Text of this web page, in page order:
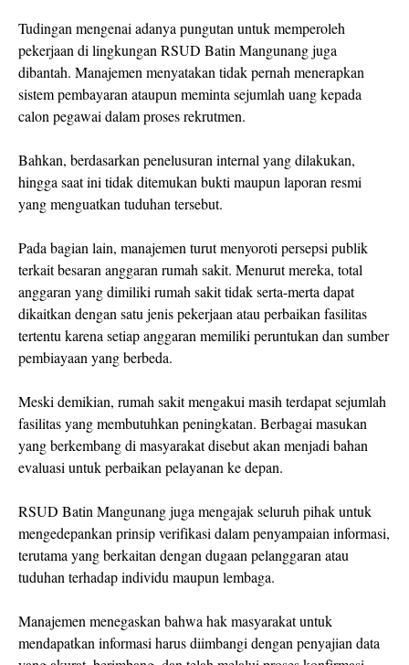
Tudingan mengenai adanya pungutan untuk memperoleh
pekerjaan di lingkungan RSUD Batin Mangunang juga
dibantah. Manajemen menyatakan tidak pernah menerapkan
sistem pembayaran ataupun meminta sejumlah uang kepada
calon pegawai dalam proses rekrutmen.
Bahkan, berdasarkan penelusuran internal yang dilakukan,
hingga saat ini tidak ditemukan bukti maupun laporan resmi
yang menguatkan tuduhan tersebut.
Pada bagian lain, manajemen turut menyoroti persepsi publik
terkait besaran anggaran rumah sakit. Menurut mereka, total
anggaran yang dimiliki rumah sakit tidak serta-merta dapat
dikaitkan dengan satu jenis pekerjaan atau perbaikan fasilitas
tertentu karena setiap anggaran memiliki peruntukan dan sumber
pembiayaan yang berbeda.
Meski demikian, rumah sakit mengakui masih terdapat sejumlah
fasilitas yang membutuhkan peningkatan. Berbagai masukan
yang berkembang di masyarakat disebut akan menjadi bahan
evaluasi untuk perbaikan pelayanan ke depan.
RSUD Batin Mangunang juga mengajak seluruh pihak untuk
mengedepankan prinsip verifikasi dalam penyampaian informasi,
terutama yang berkaitan dengan dugaan pelanggaran atau
tuduhan terhadap individu maupun lembaga.
Manajemen menegaskan bahwa hak masyarakat untuk
mendapatkan informasi harus diimbangi dengan penyajian data